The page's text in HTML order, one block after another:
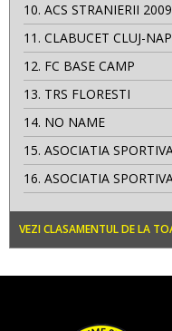
10. ACS STRANIERII 2009
11. CLABUCET CLUJ-
12. FC BASE CAMP
13. TRS FLORESTI
14. NO NAME
15. ASOCIATIA
16. ASOCIATIA
VEZI CLASAMENTUL DE LA